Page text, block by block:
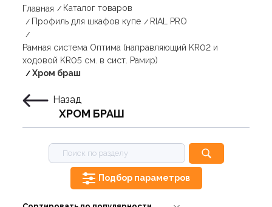
Главная
Каталог товаров
Профиль для шкафов купе
RIAL PRO
Рамная система Оптима (направляющий KR02 и
ходовой KR05 см. в сист. Рамир)
Хром браш
Назад
ХРОМ БРАШ
Подбор параметров